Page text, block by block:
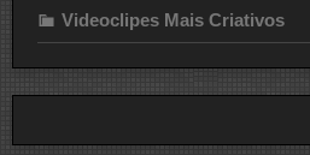
Videoclipes Mais Criativos